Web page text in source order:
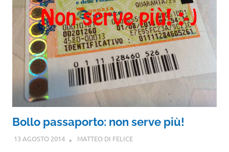
Bollo passaporto: non serve più!
13 AGOSTO 2014 MATTEO DI FELICE